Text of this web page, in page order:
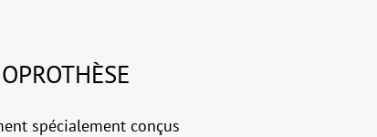
spécialement conçus